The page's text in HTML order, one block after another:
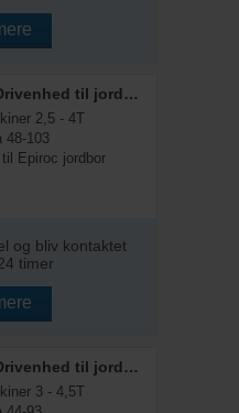
ADC30 Drivenhed til jordbor
2,5 - 4T
48-103
Epiroc jordbor
og bliv kontaktet
timer
ADC35 Drivenhed til jordbor
3 - 4,5T